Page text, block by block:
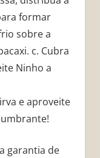
formar
sobre a
c. Cubra
Ninho a
e aproveite
garantia de